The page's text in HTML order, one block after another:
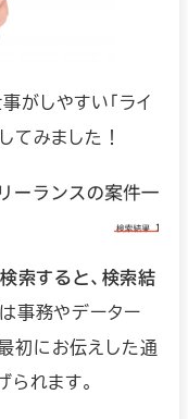
がしやすい「ライ
てみました！
検索すると、検索結
事務やデーター
初にお伝えした通
れます。